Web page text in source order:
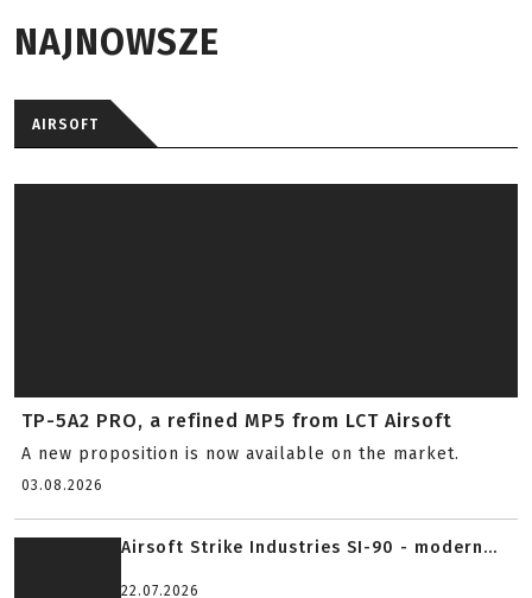
NAJNOWSZE
AIRSOFT
TP-5A2 PRO, a refined MP5 from LCT Airsoft
A new proposition is now available on the market.
03.08.2026
Airsoft Strike Industries SI-90 - modern...
22.07.2026